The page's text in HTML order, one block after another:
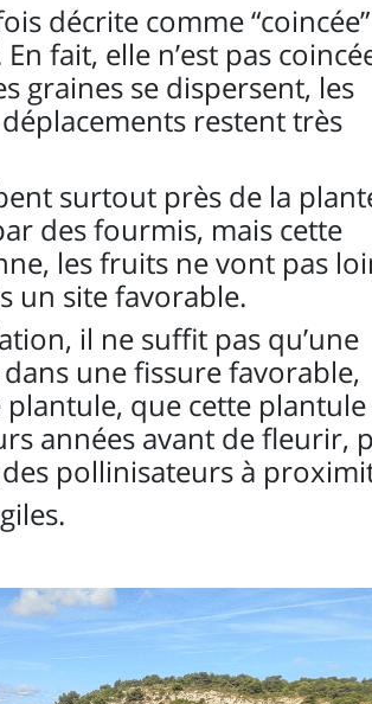
décrite comme “coincée”
fait, elle n’est pas
graines se dispersent, les
restent très
surtout près de la
des fourmis, mais cette
les fruits ne vont pas
un site favorable.
il ne suffit pas qu’une
une fissure favorable,
plantule, que cette plantule
années avant de fleurir,
pollinisateurs à